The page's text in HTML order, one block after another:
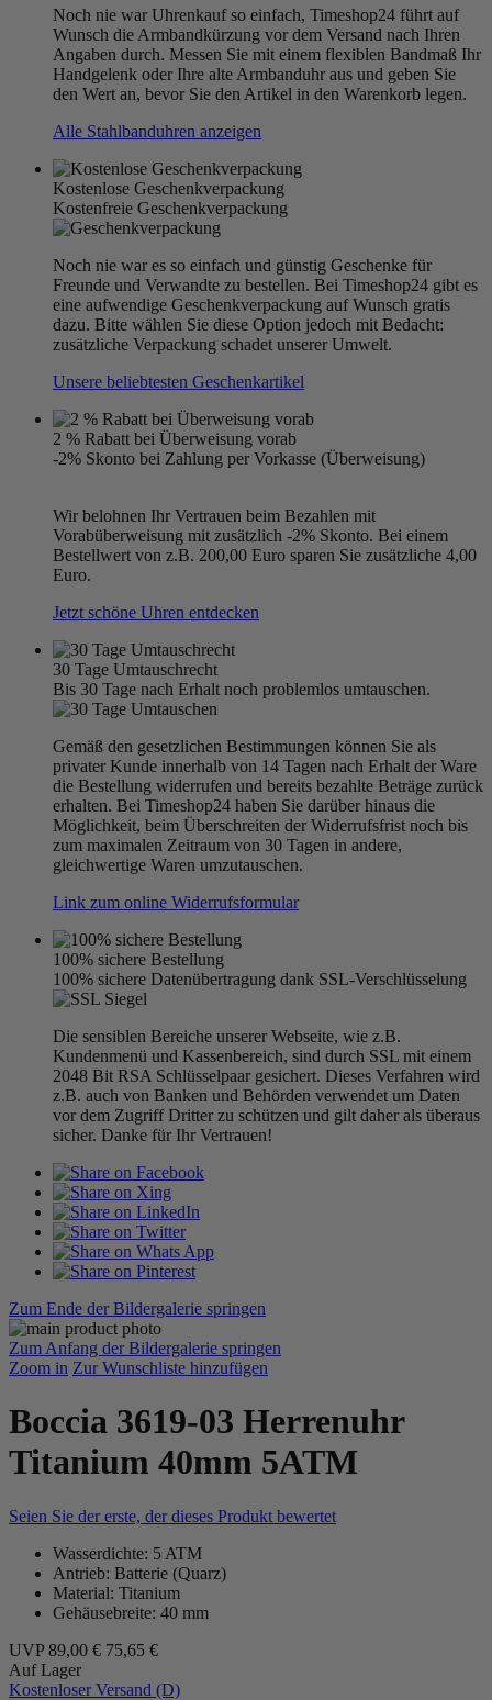
Noch nie war Uhrenkauf so einfach, Timeshop24 führt auf
Wunsch die Armbandkürzung vor dem Versand nach Ihren
Angaben durch. Messen Sie mit einem flexiblen Bandmaß Ihr
Handgelenk oder Ihre alte Armbanduhr aus und geben Sie
den Wert an, bevor Sie den Artikel in den Warenkorb legen.
Alle Stahlbanduhren anzeigen
Kostenlose Geschenkverpackung
Kostenfreie Geschenkverpackung
Noch nie war es so einfach und günstig Geschenke für
Freunde und Verwandte zu bestellen. Bei Timeshop24 gibt es
eine aufwendige Geschenkverpackung auf Wunsch gratis
dazu. Bitte wählen Sie diese Option jedoch mit Bedacht:
zusätzliche Verpackung schadet unserer Umwelt.
Unsere beliebtesten Geschenkartikel
2 % Rabatt bei Überweisung vorab
-2% Skonto bei Zahlung per Vorkasse (Überweisung)
Wir belohnen Ihr Vertrauen beim Bezahlen mit
Vorabüberweisung mit zusätzlich -2% Skonto. Bei einem
Bestellwert von z.B. 200,00 Euro sparen Sie zusätzliche 4,00
Euro.
Jetzt schöne Uhren entdecken
30 Tage Umtauschrecht
Bis 30 Tage nach Erhalt noch problemlos umtauschen.
Gemäß den gesetzlichen Bestimmungen können Sie als
privater Kunde innerhalb von 14 Tagen nach Erhalt der Ware
die Bestellung widerrufen und bereits bezahlte Beträge zurück
erhalten. Bei Timeshop24 haben Sie darüber hinaus die
Möglichkeit, beim Überschreiten der Widerrufsfrist noch bis
zum maximalen Zeitraum von 30 Tagen in andere,
gleichwertige Waren umzutauschen.
Link zum online Widerrufsformular
100% sichere Bestellung
100% sichere Datenübertragung dank SSL-Verschlüsselung
Die sensiblen Bereiche unserer Webseite, wie z.B.
Kundenmenü und Kassenbereich, sind durch SSL mit einem
2048 Bit RSA Schlüsselpaar gesichert. Dieses Verfahren wird
z.B. auch von Banken und Behörden verwendet um Daten
vor dem Zugriff Dritter zu schützen und gilt daher als überaus
sicher. Danke für Ihr Vertrauen!
Zum Ende der Bildergalerie springen
Zum Anfang der Bildergalerie springen
Zoom in Zur Wunschliste hinzufügen
Boccia 3619-03 Herrenuhr
Titanium 40mm 5ATM
Seien Sie der erste, der dieses Produkt bewertet
Wasserdichte: 5 ATM
Antrieb: Batterie (Quarz)
Material: Titanium
Gehäusebreite: 40 mm
UVP 89,00 € 75,65 €
Auf Lager
Kostenloser Versand (D)